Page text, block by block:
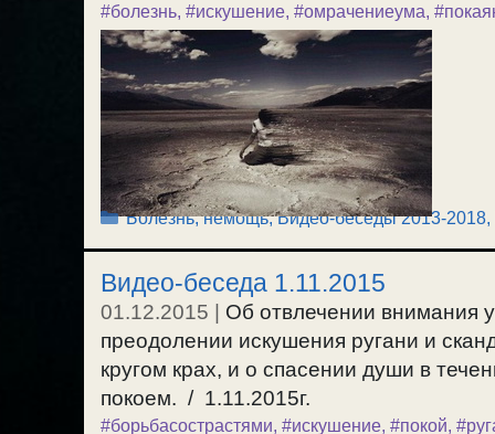
#болезнь, #искушение, #омрачениеума,
Рубрики
Болезнь, немощь,Видео-беседы 2013-2018,
Видео-беседа 1.11.2015
01.12.2015
Об отвлечении внимания
преодолении искушения ругани и
кругом крах, и о спасении души в
покоем. / 1.11.2015г.
#борьбасострастями, #искушение, #покой,